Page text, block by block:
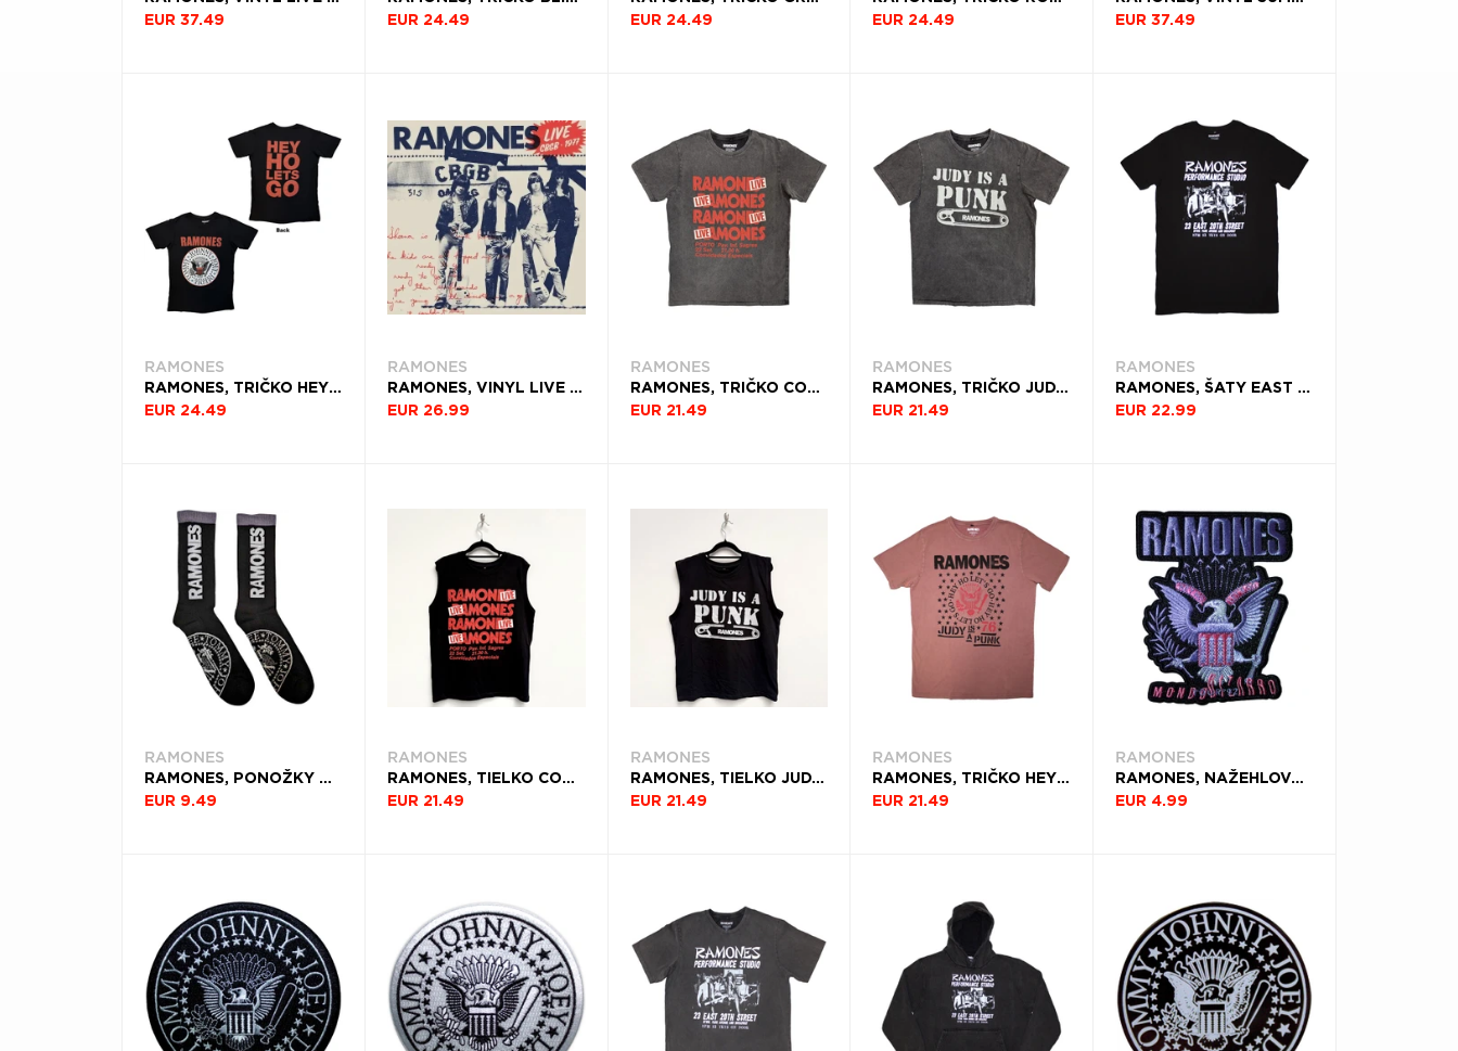
DEKÁDA
EUR 37.49
EUR 24.49
EUR 24.49
EUR 24.49
EUR 37.49
RAMONES
RAMONES, TRIČKO HEY HO RED BLOCK TEXT, UNISEX, ČIERNA
EUR 24.49
RAMONES
RAMONES, VINYL LIVE & CBGB'S 1977 (RED VINYL)
EUR 26.99
RAMONES
RAMONES, TRIČKO CONCERT, UNISEX, ŠEDÁ
EUR 21.49
RAMONES
RAMONES, TRIČKO JUDY, UNISEX, ŠEDÁ
EUR 21.49
RAMONES
RAMONES, ŠATY EAST VILLAGE, ŽENA, ČIERNA
EUR 22.99
RAMONES
RAMONES, PONOŽKY PRESIDENTIAL SEAL, UNISEX, ČIERNA
EUR 9.49
RAMONES
RAMONES, TIELKO CONCERT, UNISEX, ČIERNA
EUR 21.49
RAMONES
RAMONES, TIELKO JUDY, UNISEX, ČIERNA
EUR 21.49
RAMONES
RAMONES, TRIČKO HEY HO JUDY, UNISEX, ČERVENÁ
EUR 21.49
RAMONES
RAMONES, NAŽEHLOVAČKA MONDO BIZARRO
EUR 4.99